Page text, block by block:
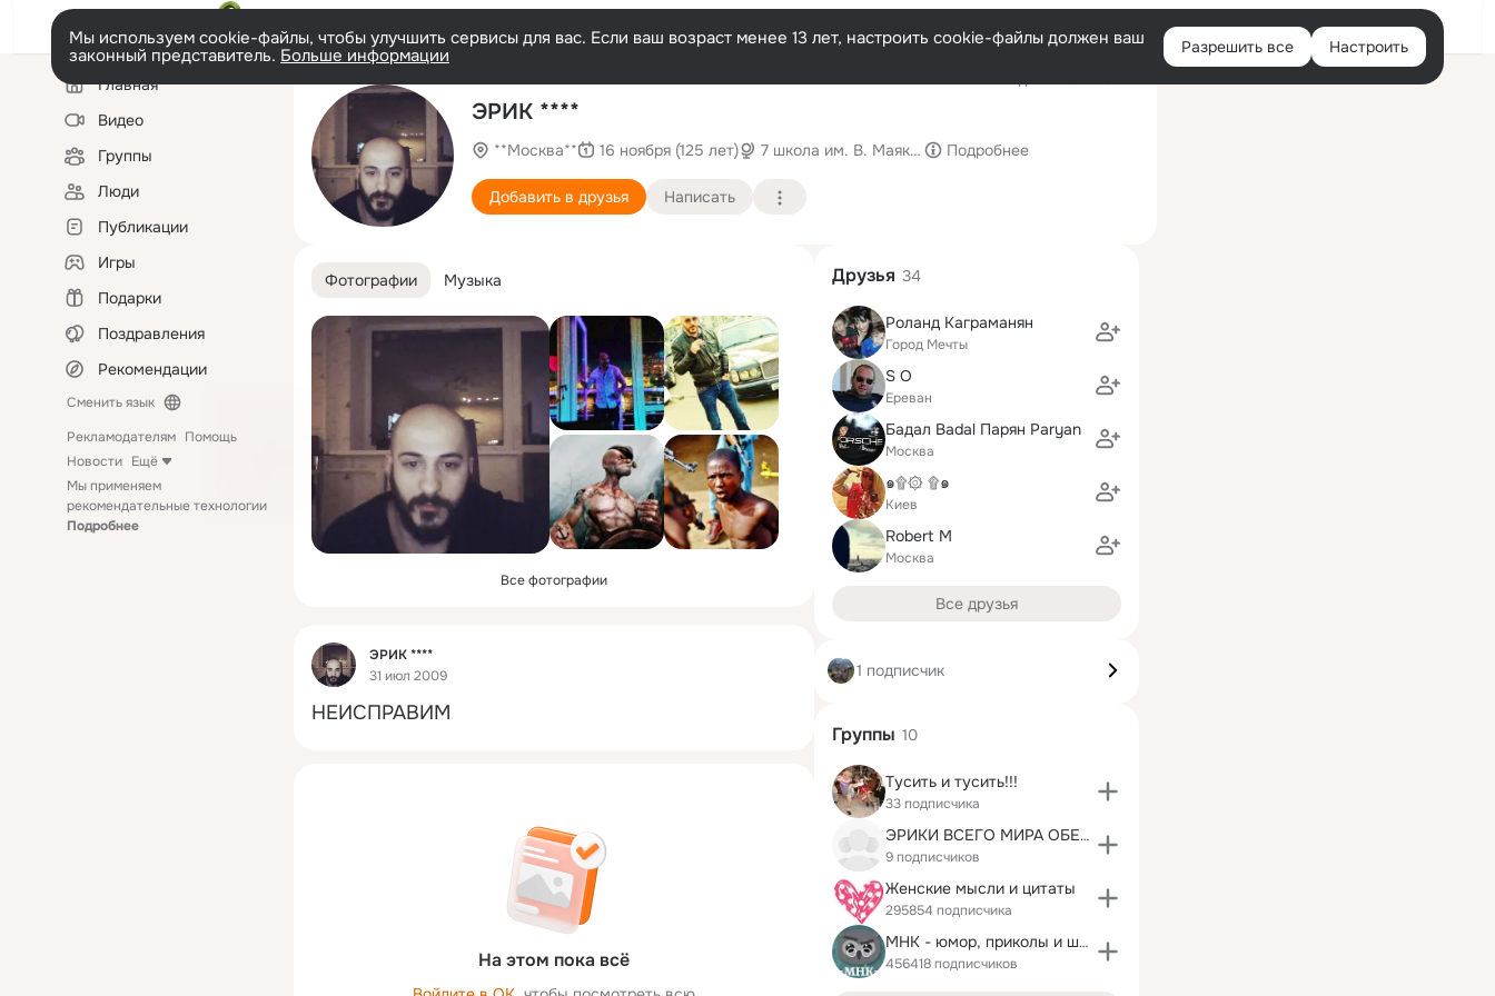
Войти
Мы используем cookie-файлы, чтобы улучшить сервисы для вас. Если ваш возраст менее 13 лет, настроить cookie-файлы должен ваш
законный представитель. Больше информации Разрешить все Настроить
Левая
колонкаГлавная
Видео
Группы
Люди
Публикации
Игры
Подарки
Поздравления
Рекомендации
Сменить язык
Рекламодателям Помощь
Новости Ещё
Мы применяем
рекомендательные технологии
Подробнее
ЭРИК ****
**Москва** 16 ноября (125 лет) 7 школа им. В. МаяковскогоПодробнее
Добавить в друзья Написать
Фотографии Музыка
Все фотографии
Фид
ЭРИК ****
31 июл 2009
НЕИСПРАВИМ
На этом пока всё
Друзья 34
Роланд Каграманян
Город Мечты
S O
Ереван
Бадал Badal Парян Paryan
Москва
๑۩۞ ۩๑
Киев
Robert M
Москва
Все друзья
1 подписчик
Группы 10
Тусить и тусить!!!
33 подписчика
ЭРИКИ ВСЕГО МИРА ОБЕДЕНЯЙТЕСЬ
9 подписчиков
Женские мысли и цитаты
295854 подписчика
МНК - юмор, приколы и шутки
456418 подписчиков